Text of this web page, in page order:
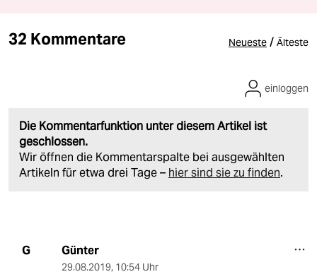
32 Kommentare Neueste / Älteste
Die Kommentarfunktion unter diesem Artikel ist
geschlossen.
Wir öffnen die Kommentarspalte bei ausgewählten
Artikeln für etwa drei Tage – hier sind sie zu finden.
einloggen
G Günter
29.08.2019, 10:54 Uhr